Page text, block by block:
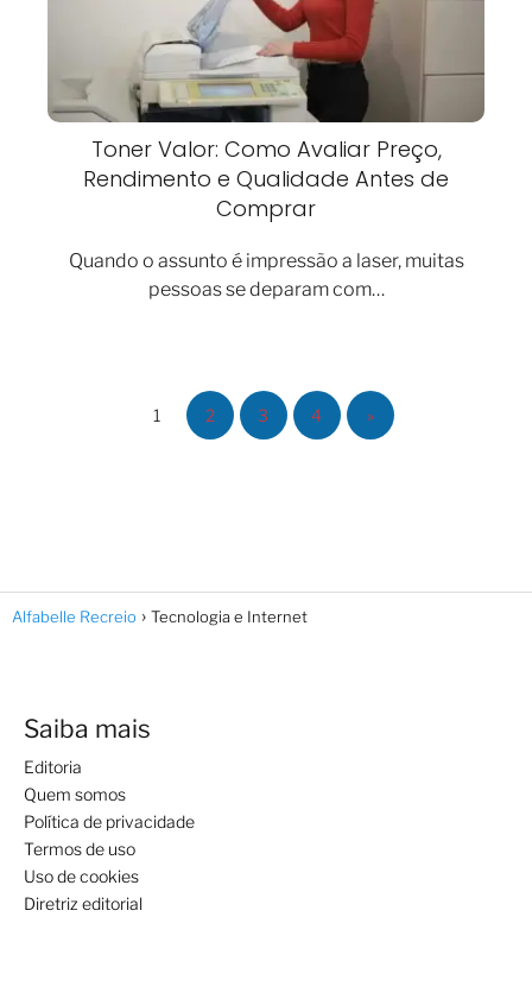
Toner Valor: Como Avaliar Preço,
Rendimento e Qualidade Antes de
Comprar
Quando o assunto é impressão a laser, muitas
pessoas se deparam com…
1 2 3 4 »
Alfabelle Recreio Tecnologia e Internet
Saiba mais
Editoria
Quem somos
Política de privacidade
Termos de uso
Uso de cookies
Diretriz editorial